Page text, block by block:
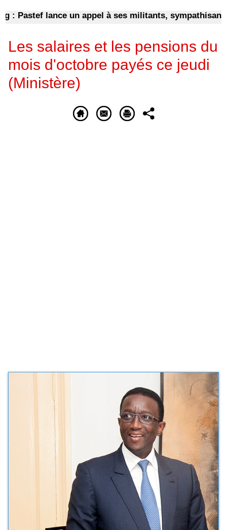
lance un appel à ses militants, sympathisants et
Les salaires et les pensions du
mois d'octobre payés ce jeudi
(Ministère)